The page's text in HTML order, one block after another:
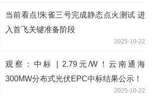
当前看点!朱雀三号完成静态点火测试 进
入首飞关键准备阶段
2025-10-22
观察：中标 | 2.79元/W！云南通海
300MW分布式光伏EPC中标结果公示！
2025-10-22